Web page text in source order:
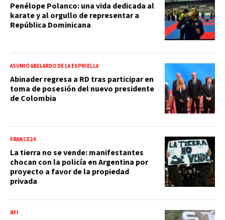
Penélope Polanco: una vida dedicada al
karate y al orgullo de representar a
República Dominicana
ASUMIÓ ABELARDO DE LA ESPRIELLA
Abinader regresa a RD tras participar en
toma de posesión del nuevo presidente
de Colombia
FRANCE24
La tierra no se vende: manifestantes
chocan con la policía en Argentina por
proyecto a favor de la propiedad
privada
RFI